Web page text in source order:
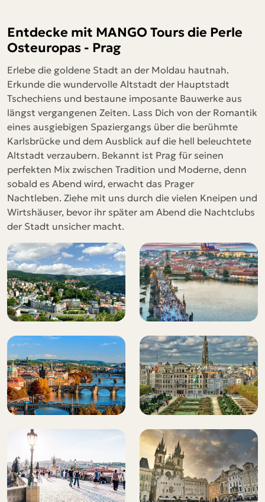
Entdecke mit MANGO Tours die Perle
Osteuropas - Prag
Erlebe die goldene Stadt an der Moldau hautnah.
Erkunde die wundervolle Altstadt der Hauptstadt
Tschechiens und bestaune imposante Bauwerke aus
längst vergangenen Zeiten. Lass Dich von der Romantik
eines ausgiebigen Spaziergangs über die berühmte
Karlsbrücke und dem Ausblick auf die hell beleuchtete
Altstadt verzaubern. Bekannt ist Prag für seinen
perfekten Mix zwischen Tradition und Moderne, denn
sobald es Abend wird, erwacht das Prager
Nachtleben. Ziehe mit uns durch die vielen Kneipen und
Wirtshäuser, bevor ihr später am Abend die Nachtclubs
der Stadt unsicher macht.